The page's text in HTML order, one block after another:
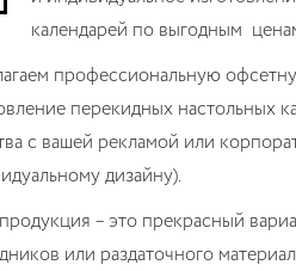
календарей по выгодным
профессиональную
перекидных настольных
с вашей рекламой или
дизайну).
– это прекрасный
или раздаточного